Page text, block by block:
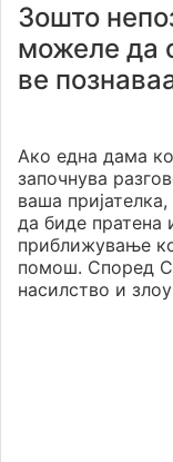
Зошто
можеле да
ве
Ако една дама
започнува
ваша
да биде пратена
приближување
помош. Според
насилство и